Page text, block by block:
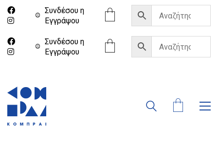
Συνδέσου η
Eγγράψου
Συνδέσου η
Eγγράψου